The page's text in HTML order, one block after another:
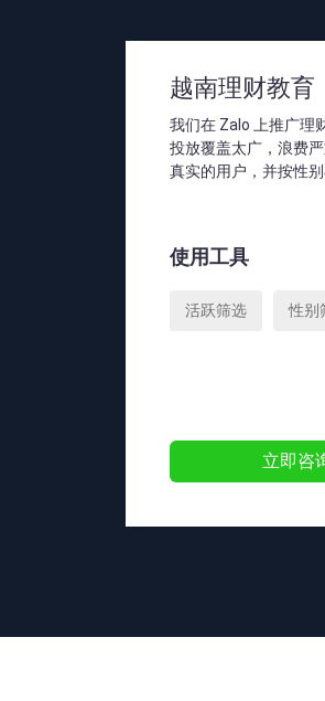
越南理财教育
我们在 Zalo 上推广理
投放覆盖太广，浪费
真实的用户，并按性
使用工具
活跃筛选 性别
立即咨